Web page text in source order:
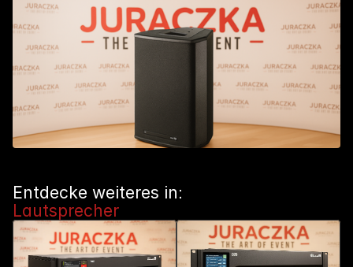
Entdecke weiteres in:
Lautsprecher